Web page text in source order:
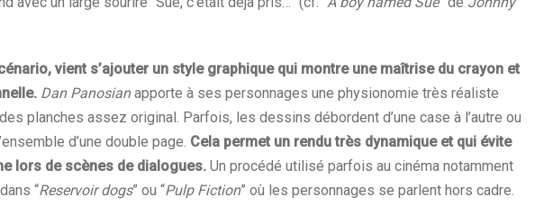
vient s’ajouter un style graphique qui montre une maîtrise du crayon et
Dan Panosianapporte à ses personnages une physionomie très réaliste
planches assez original. Parfois, les dessins débordent d’une case à l’autre ou
d’une double page. Cela permet un rendu très dynamique et qui évite
lors de scènes de dialogues. Un procédé utilisé parfois au cinéma notamment
“Reservoir dogs” ou “Pulp Fiction” où les personnages se parlent hors cadre.